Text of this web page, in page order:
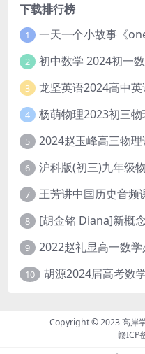
下载排行榜
1
2
3 龙坚英语2024高中
4
5
6
7 王芳讲中国历史音频
8
9
10
Copyright © 2023高岸
赣ICP